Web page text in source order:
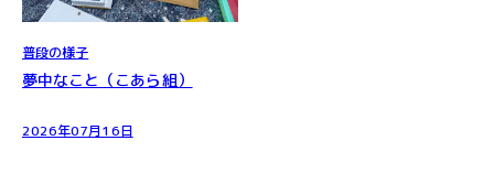
普段の様子
夢中なこと（こあら組）
2026年07月16日